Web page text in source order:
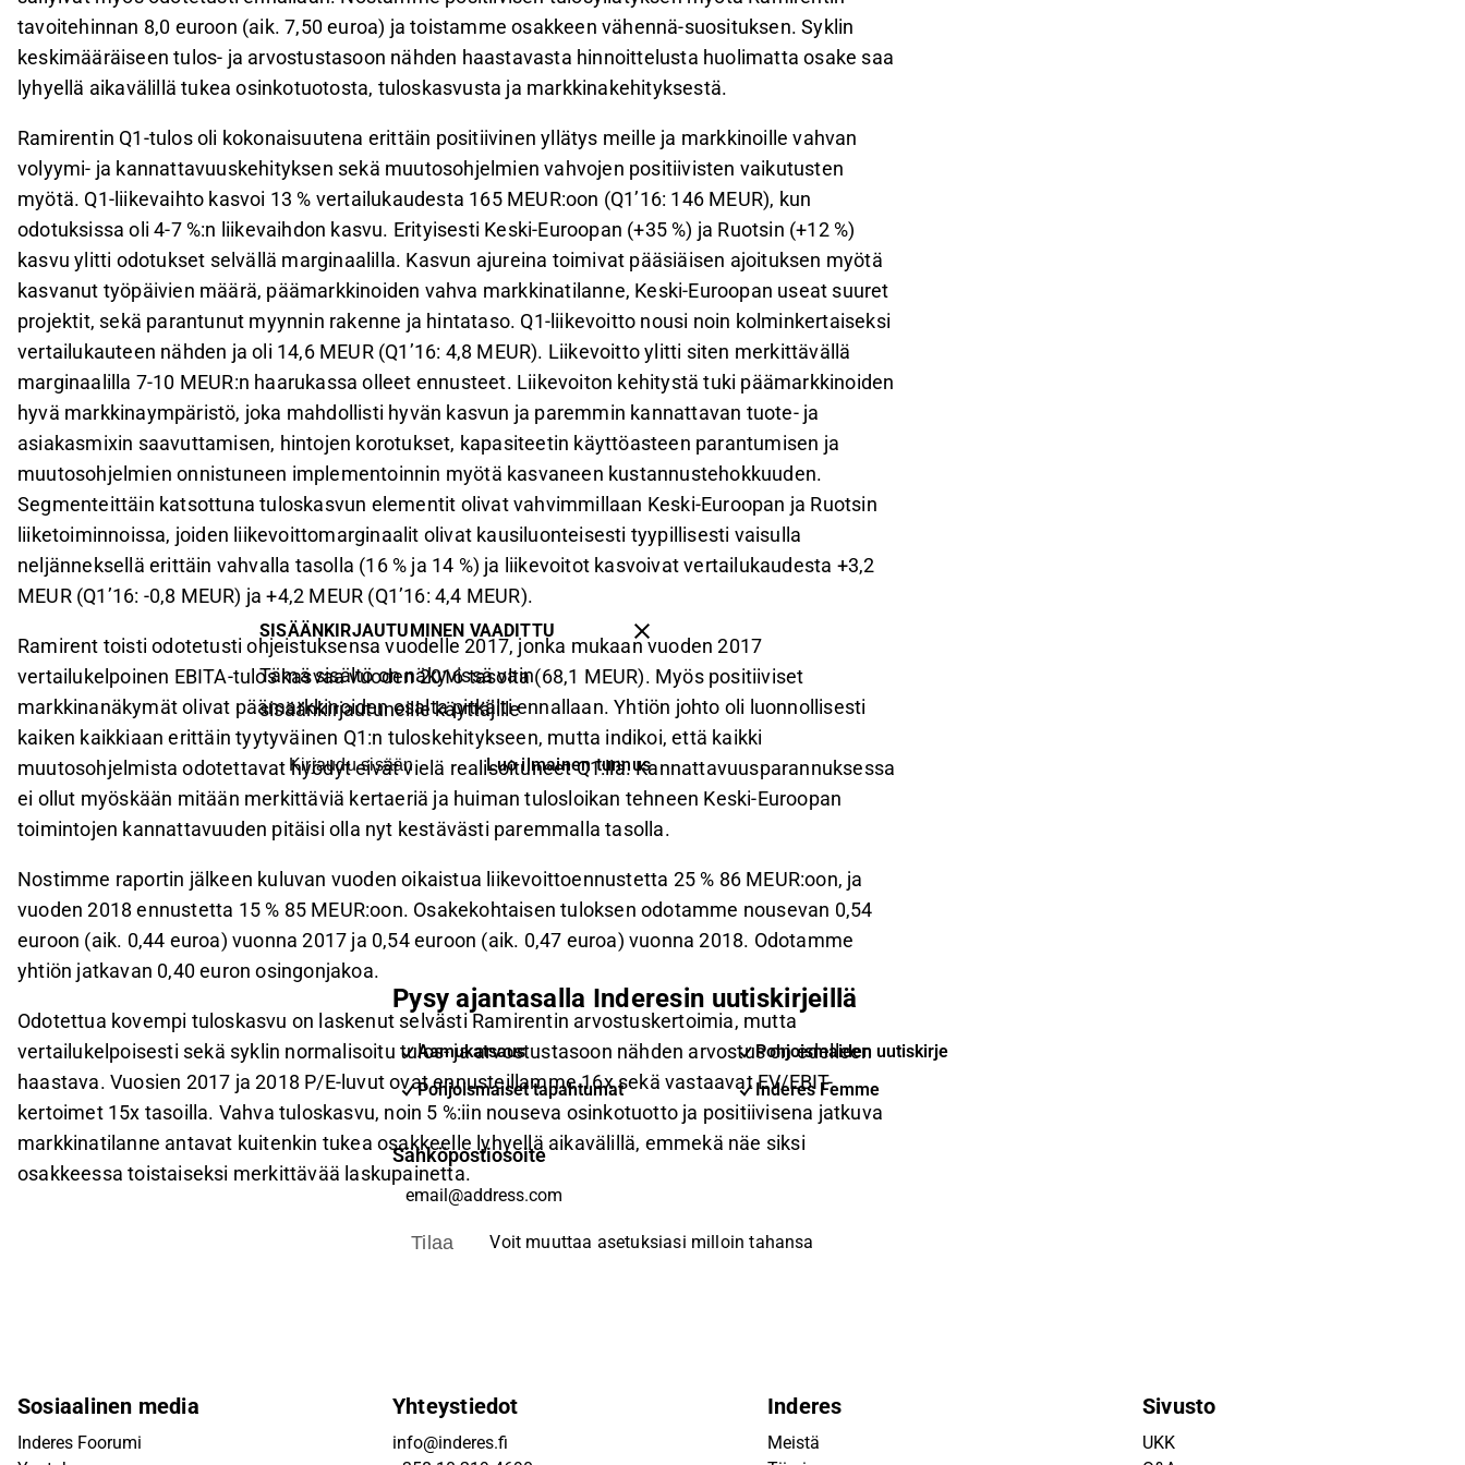
tavoitehinnan 8,0 euroon (aik. 7,50 euroa) ja toistamme osakkeen vähennä-suosituksen. Syklin
keskimääräiseen tulos- ja arvostustasoon nähden haastavasta hinnoittelusta huolimatta osake saa
lyhyellä aikavälillä tukea osinkotuotosta, tuloskasvusta ja markkinakehityksestä.
Ramirentin Q1-tulos oli kokonaisuutena erittäin positiivinen yllätys meille ja markkinoille vahvan
volyymi- ja kannattavuuskehityksen sekä muutosohjelmien vahvojen positiivisten vaikutusten
myötä. Q1-liikevaihto kasvoi 13 % vertailukaudesta 165 MEUR:oon (Q1’16: 146 MEUR), kun
odotuksissa oli 4-7 %:n liikevaihdon kasvu. Erityisesti Keski-Euroopan (+35 %) ja Ruotsin (+12 %)
kasvu ylitti odotukset selvällä marginaalilla. Kasvun ajureina toimivat pääsiäisen ajoituksen myötä
kasvanut työpäivien määrä, päämarkkinoiden vahva markkinatilanne, Keski-Euroopan useat suuret
projektit, sekä parantunut myynnin rakenne ja hintataso. Q1-liikevoitto nousi noin kolminkertaiseksi
vertailukauteen nähden ja oli 14,6 MEUR (Q1’16: 4,8 MEUR). Liikevoitto ylitti siten merkittävällä
marginaalilla 7-10 MEUR:n haarukassa olleet ennusteet. Liikevoiton kehitystä tuki päämarkkinoiden
hyvä markkinaympäristö, joka mahdollisti hyvän kasvun ja paremmin kannattavan tuote- ja
asiakasmixin saavuttamisen, hintojen korotukset, kapasiteetin käyttöasteen parantumisen ja
muutosohjelmien onnistuneen implementoinnin myötä kasvaneen kustannustehokkuuden.
Segmenteittäin katsottuna tuloskasvun elementit olivat vahvimmillaan Keski-Euroopan ja Ruotsin
liiketoiminnoissa, joiden liikevoittomarginaalit olivat kausiluonteisesti tyypillisesti vaisulla
neljänneksellä erittäin vahvalla tasolla (16 % ja 14 %) ja liikevoitot kasvoivat vertailukaudesta +3,2
MEUR (Q1’16: -0,8 MEUR) ja +4,2 MEUR (Q1’16: 4,4 MEUR).
Ramirent toisti odotetusti ohjeistuksensa vuodelle 2017, jonka mukaan vuoden 2017
vertailukelpoinen EBITA-tulos kasvaa vuoden 2016 tasolta (68,1 MEUR). Myös positiiviset
markkinanäkymät olivat päämarkkinoiden osalta pitkälti ennallaan. Yhtiön johto oli luonnollisesti
kaiken kaikkiaan erittäin tyytyväinen Q1:n tuloskehitykseen, mutta indikoi, että kaikki
muutosohjelmista odotettavat hyödyt eivät vielä realisoituneet Q1:llä. Kannattavuusparannuksessa
ei ollut myöskään mitään merkittäviä kertaeriä ja huiman tulosloikan tehneen Keski-Euroopan
toimintojen kannattavuuden pitäisi olla nyt kestävästi paremmalla tasolla.
Nostimme raportin jälkeen kuluvan vuoden oikaistua liikevoittoennustetta 25 % 86 MEUR:oon, ja
vuoden 2018 ennustetta 15 % 85 MEUR:oon. Osakekohtaisen tuloksen odotamme nousevan 0,54
euroon (aik. 0,44 euroa) vuonna 2017 ja 0,54 euroon (aik. 0,47 euroa) vuonna 2018. Odotamme
yhtiön jatkavan 0,40 euron osingonjakoa.
Odotettua kovempi tuloskasvu on laskenut selvästi Ramirentin arvostuskertoimia, mutta
vertailukelpoisesti sekä syklin normalisoitu tulos- ja arvostustasoon nähden arvostus on edelleen
haastava. Vuosien 2017 ja 2018 P/E-luvut ovat ennusteillamme 16x sekä vastaavat EV/EBIT-
kertoimet 15x tasoilla. Vahva tuloskasvu, noin 5 %:iin nouseva osinkotuotto ja positiivisena jatkuva
markkinatilanne antavat kuitenkin tukea osakkeelle lyhyellä aikavälillä, emmekä näe siksi
osakkeessa toistaiseksi merkittävää laskupainetta.
SISÄÄNKIRJAUTUMINEN VAADITTU
Tämä sisältö on näkyvissä vain
sisäänkirjautuneille käyttäjille
Kirjaudu sisään Luo ilmainen tunnus
Pysy ajantasalla Inderesin uutiskirjeillä
Aamukatsaus
Pohjoismaiden uutiskirje
Pohjoismaiset tapahtumat
Inderes Femme
Sähköpostiosoite
Tilaa Voit muuttaa asetuksiasi milloin tahansa
Sosiaalinen media
Inderes Foorumi
Yhteystiedot
info@inderes.fi
Inderes
Meistä
Sivusto
UKK